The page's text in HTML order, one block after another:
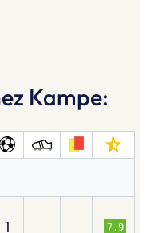
Kampe:
1 7.9